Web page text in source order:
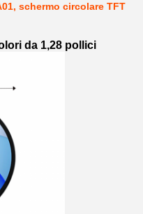
schermo circolare TFT
da 1,28 pollici